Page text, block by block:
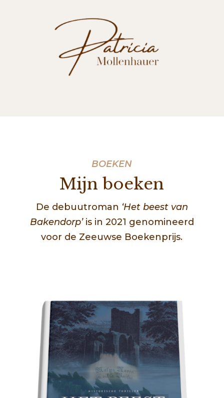
BOEKEN
Mijn boeken
De debuutroman ‘Het beest van
Bakendorp’is in 2021 genomineerd
voor de Zeeuwse Boekenprijs.